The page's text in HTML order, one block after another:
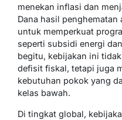
menekan inflasi dan
Dana hasil
untuk memperkuat
seperti subsidi energi
begitu, kebijakan ini
defisit fiskal, tetapi juga
kebutuhan pokok yang
kelas bawah.
Di tingkat global,